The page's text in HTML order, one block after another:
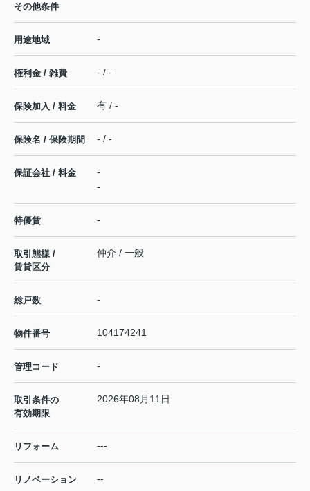
その他条件
用途地域 -
権利金 / 雑費 - / -
保険加入 / 料金 有 / -
保険名 / 保険期間 - / -
保証会社 / 料金
-
-
特優賃 -
取引態様 /
賃貸区分
仲介 / 一般
総戸数 -
物件番号 104174241
管理コード -
取引条件の
有効期限
2026年08月11日
リフォーム ---
リノベーション --